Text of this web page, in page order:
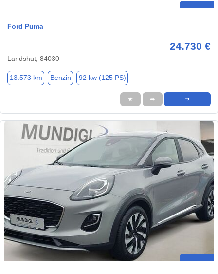
Ford Puma
24.730 €
Landshut, 84030
13.573 km Benzin 92 kw (125 PS)
★ ➦ ➜